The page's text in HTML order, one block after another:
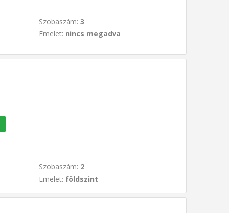
Szobaszám: 3
Emelet: nincs megadva
Szobaszám: 2
Emelet: földszint